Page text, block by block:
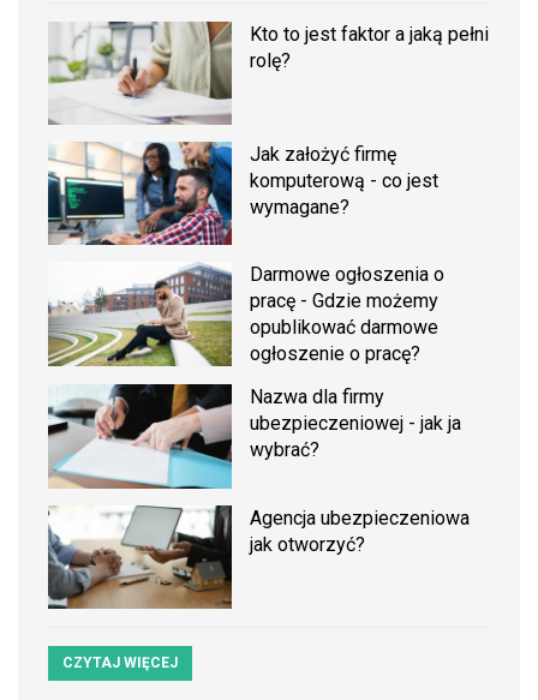
Kto to jest faktor a jaką pełni
rolę?
Jak założyć firmę
komputerową - co jest
wymagane?
Darmowe ogłoszenia o
pracę - Gdzie możemy
opublikować darmowe
ogłoszenie o pracę?
Nazwa dla firmy
ubezpieczeniowej - jak ja
wybrać?
Agencja ubezpieczeniowa
jak otworzyć?
CZYTAJ WIĘCEJ